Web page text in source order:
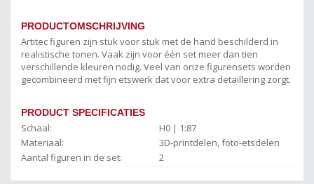
PRODUCTOMSCHRIJVING
Artitec figuren zijn stuk voor stuk met de hand beschilderd in
realistische tonen. Vaak zijn voor één set meer dan tien
verschillende kleuren nodig. Veel van onze figurensets worden
gecombineerd met fijn etswerk dat voor extra detaillering zorgt.
PRODUCT SPECIFICATIES
Schaal:
H0 | 1:87
Materiaal:
3D-printdelen, foto-etsdelen
Aantal figuren in de set:
2